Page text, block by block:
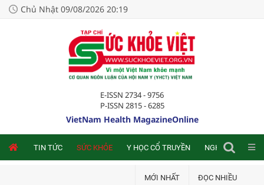
Chủ Nhật 09/08/2026 20:19
E-ISSN 2734 - 9756
P-ISSN 2815 - 6285
VietNam Health MagazineOnline
TIN TỨC SỨC KHỎE Y HỌC CỔ TRUYỀN NGHIÊN CỨU
MỚI NHẤT ĐỌC NHIỀU